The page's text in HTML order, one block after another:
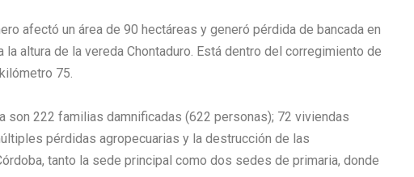
afectó un área de 90 hectáreas y generó pérdida de bancada en
altura de la vereda Chontaduro. Está dentro del corregimiento de
75.
son 222 familias damnificadas (622 personas); 72 viviendas
pérdidas agropecuarias y la destrucción de las
tanto la sede principal como dos sedes de primaria, donde